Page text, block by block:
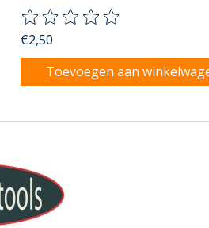
De beoordeling van dit
€2,50
Toevoegen aan